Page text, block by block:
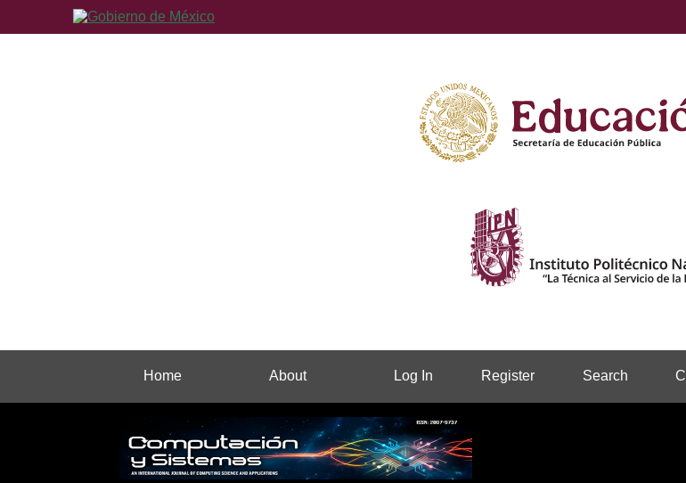
Home About Log In Register Search